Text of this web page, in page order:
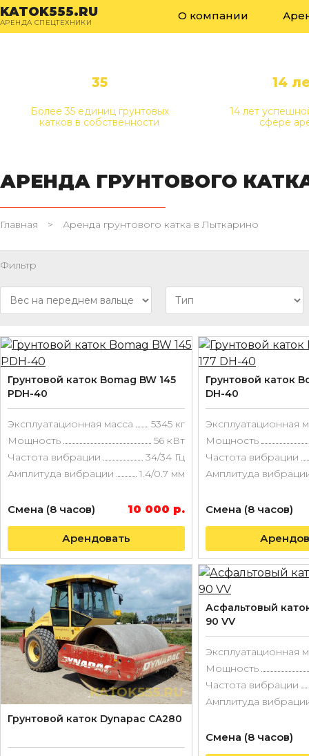
KATOK555.RU
АРЕНДА СПЕЦТЕХНИКИ
О компании
35
Более 35 единиц грунтовых
катков в собственности
14
14 лет
сфере
АРЕНДА ГРУНТОВОГО
Главная > Аренда грунтового катка в Лыткарино
Фильтр
Грунтовой каток Bomag BW 145
PDH-40
Эксплуатационная масса
5345 кг
Мощность
56 кВт
Частота вибрации
34/34 Гц
Амплитуда вибрации
1.4/0.7 мм
Смена (8 часов) 10 000 р.
Арендовать
Грунтовой каток
DH-40
Эксплуатационная
Мощность
Частота вибрации
Амплитуда
Смена (8 часов)
Грунтовой каток Dynapac CA280
Асфальтовый
90 VV
Эксплуатационная
Мощность
Частота вибрации
Амплитуда
Смена (8 часов)